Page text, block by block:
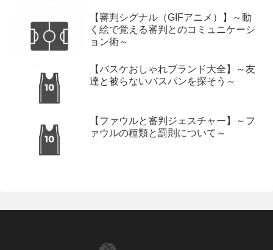
【審判シグナル（GIFアニメ）】～動
く絵で覚える審判とのコミュニケーシ
ョン術～
【バスケおしゃれブランド大全】～友
達と被らないバスパンを探そう～
【ファウルと審判ジェスチャー】～フ
ァウルの種類と罰則について～